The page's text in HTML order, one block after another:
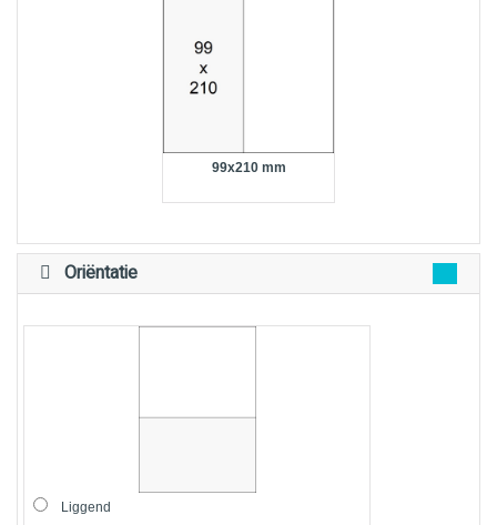
99x210 mm
Oriëntatie
Liggend